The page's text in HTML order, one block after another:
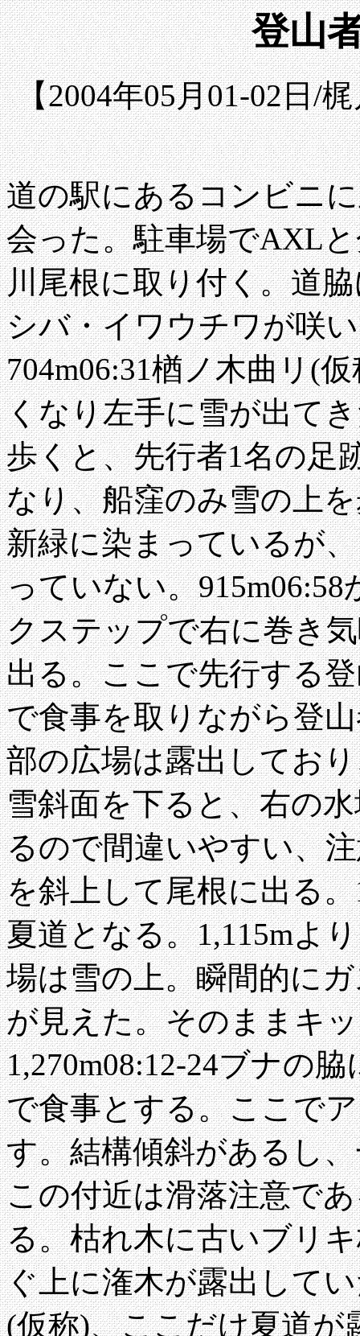
登山
【2004年05月01-02日/
道の駅にあるコンビニ
会った。駐車場でAXL
川尾根に取り付く。道
シバ・イワウチワが咲
704m06:31楢ノ木曲リ(
くなり左手に雪が出て
歩くと、先行者1名の足
なり、船窪のみ雪の上
新緑に染まっているが
っていない。
クステップで右に巻き
出る。ここで先行する
で食事を取りながら登
部の広場は露出してお
雪斜面を下ると、右の
るので間違いやすい、
を斜上して尾根に出る
夏道となる。1,115mよ
場は雪の上。瞬間的に
が見えた。そのままキ
1,270m08:12-24ブナの
で食事とする。ここで
す。結構傾斜があるし
この付近は滑落注意で
る。枯れ木に古いブリ
ぐ上に潅木が露出して
(仮称)、ここだけ夏道が